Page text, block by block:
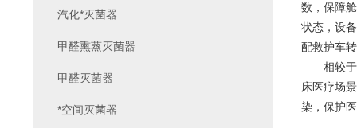
数，保障
状态，设
配救护车
相较于传
床医疗场
染，保护
汽化*灭菌器
甲醛熏蒸灭菌器
甲醛灭菌器
*空间灭菌器